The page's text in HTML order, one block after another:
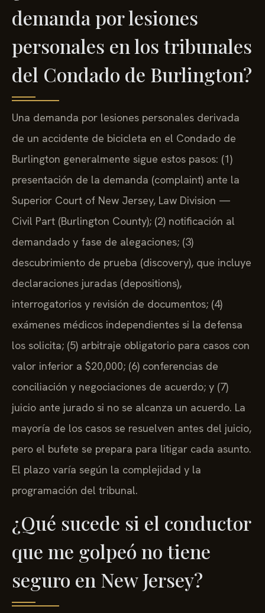
demanda por lesiones
personales en los tribunales
del Condado de Burlington?
Una demanda por lesiones personales derivada
de un accidente de bicicleta en el Condado de
Burlington generalmente sigue estos pasos: (1)
presentación de la demanda (complaint) ante la
Superior Court of New Jersey, Law Division —
Civil Part (Burlington County); (2) notificación al
demandado y fase de alegaciones; (3)
descubrimiento de prueba (discovery), que incluye
declaraciones juradas (depositions),
interrogatorios y revisión de documentos; (4)
exámenes médicos independientes si la defensa
los solicita; (5) arbitraje obligatorio para casos con
valor inferior a $20,000; (6) conferencias de
conciliación y negociaciones de acuerdo; y (7)
juicio ante jurado si no se alcanza un acuerdo. La
mayoría de los casos se resuelven antes del juicio,
pero el bufete se prepara para litigar cada asunto.
El plazo varía según la complejidad y la
programación del tribunal.
¿Qué sucede si el conductor
que me golpeó no tiene
seguro en New Jersey?